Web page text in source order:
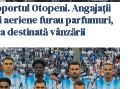
Otopeni. Angajații
aeriene furau parfumuri,
destinată vânzării